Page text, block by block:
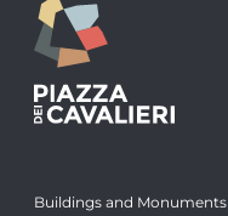
Buildings and Monuments